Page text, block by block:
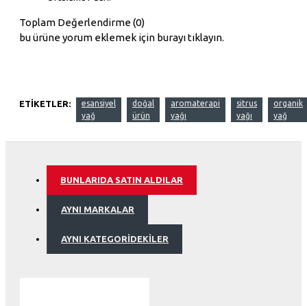
Toplam Değerlendirme (0)
bu ürüne yorum eklemek için burayı tıklayın.
ETIKETLER:
esansiyel
yağ
doğal
ürün
aromaterapi
yağı
sitrus
yağı
organik
yağ
BUNLARIDA SATIN ALDILAR
AYNI MARKALAR
AYNI KATEGORIDEKILER